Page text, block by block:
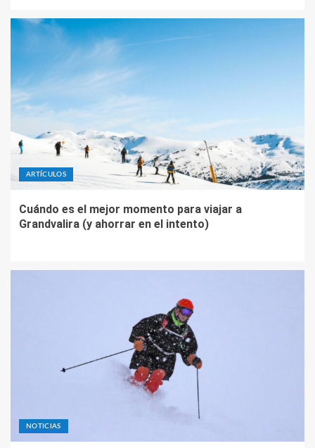
ARTÍCULOS
Cuándo es el mejor momento para viajar a
Grandvalira (y ahorrar en el intento)
NOTICIAS